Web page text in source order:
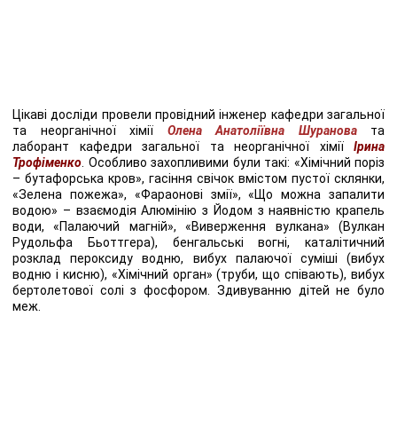
Цікаві досліди провели провідний інженер кафедри загальної
та неорганічної хімії
Олена Анатоліївна Шуранова та
лаборант кафедри загальної та неорганічної хімії Ірина
Трофіменко . Особливо захопливими були такі: «Хімічний порiз
– бутафорська кров», гасіння свічок вмістом пустої склянки,
«Зелена пожежа», «Фараонові змії», «Що можна запалити
водою» – взаємодія Алюмінію з Йодом з наявністю крапель
води, «Палаючий магній», «Виверження вулкана» (Вулкан
Рудольфа Бьоттгера), бенгальські вогні, каталітичний
розклад пероксиду водню, вибух палаючої суміші (вибух
водню і кисню), «Хімічний орган» (труби, що співають), вибух
бертолетової солі з фосфором. Здивуванню дітей не було
меж.